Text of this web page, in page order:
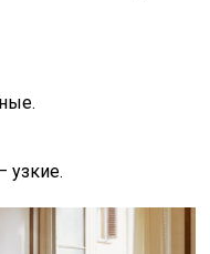
узкие.